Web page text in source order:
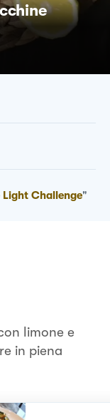
Light Challenge"
limone e
in piena